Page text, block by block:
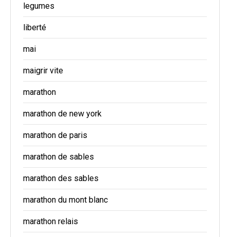
legumes
liberté
mai
maigrir vite
marathon
marathon de new york
marathon de paris
marathon de sables
marathon des sables
marathon du mont blanc
marathon relais